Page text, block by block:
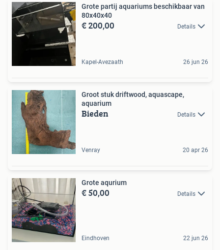
Grote partij aquariums beschikbaar van
80x40x40
€ 200,00 Details
Kapel-Avezaath 26 jun 26
Groot stuk driftwood, aquascape,
aquarium
Bieden Details
Venray 20 apr 26
Grote aqurium
€ 50,00 Details
Eindhoven 22 jun 26